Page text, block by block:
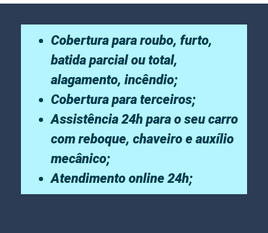
Cobertura para roubo, furto,
batida parcial ou total,
alagamento, incêndio;
Cobertura para terceiros;
Assistência 24h para o seu carro
com reboque, chaveiro e auxílio
mecânico;
Atendimento online 24h;